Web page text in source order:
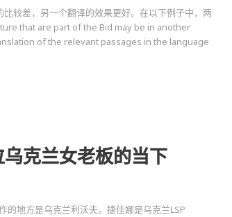
较差，另一个翻译的效果更好。在以下例子中，两
that are part of the Bid may be in another
of the relevant passages in the language
克兰女老板的当下
的地方是乌克兰利沃夫。捷佳娜是乌克兰LSP